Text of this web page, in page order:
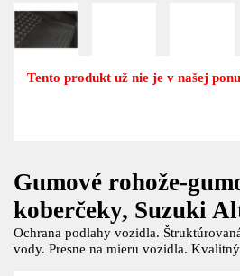
Gumové rohože-
koberčeky, Suzuki
Ochrana podlahy vozidla.
vody. Presne na mieru vozidla.
Tento produkt už nie je v našej